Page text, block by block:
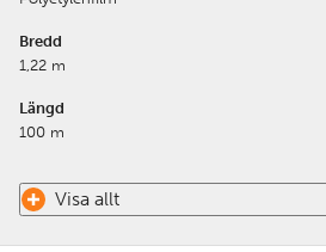
Bredd
1,22 m
Längd
100 m
Visa allt